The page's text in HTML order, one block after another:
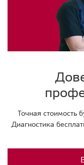
Точная стоимость
Диагностика